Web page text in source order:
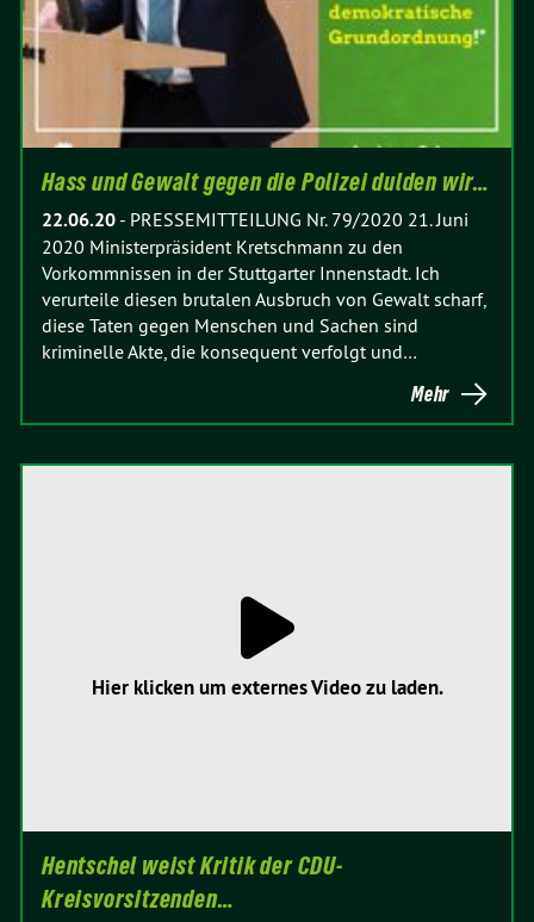
Hass und Gewalt gegen die Polizei dulden wir…
22.06.20 - PRESSEMITTEILUNG Nr. 79/2020 21. Juni
2020 Ministerpräsident Kretschmann zu den
Vorkommnissen in der Stuttgarter Innenstadt. Ich
verurteile diesen brutalen Ausbruch von Gewalt scharf,
diese Taten gegen Menschen und Sachen sind
kriminelle Akte, die konsequent verfolgt und…
Mehr
Hentschel weist Kritik der CDU-
Kreisvorsitzenden…
Hier klicken um externes Video zu laden.